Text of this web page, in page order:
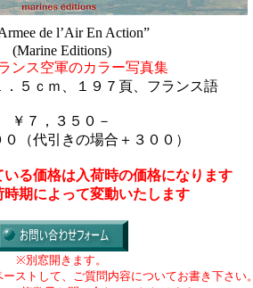
de l’Air En Action”
(Marine Editions)
ンス空軍のカラー写真集
．５ｃｍ、１９７頁、フランス語
￥７，３５０－
（代引きの場合＋３００）
いる価格は入荷時の価格になります
時期によって変動いたします
※別窓開きます。
ストして、ご質問内容についてお書き下さい。